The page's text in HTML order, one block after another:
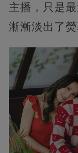
主播，只是
漸漸淡出了熒